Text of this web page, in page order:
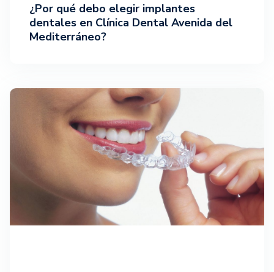
¿Por qué debo elegir implantes
dentales en Clínica Dental Avenida del
Mediterráneo?